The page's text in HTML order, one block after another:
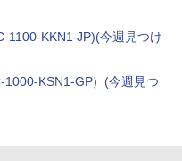
1100-KKN1-JP)(今週見つけ
KSN1-GP）(今週見つ